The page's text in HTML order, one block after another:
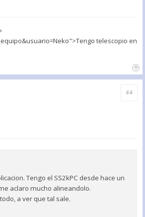
telescopio en
Citar
Tengo el SS2kPC desde hace un
aclaro mucho alineandolo.
a ver que tal sale.